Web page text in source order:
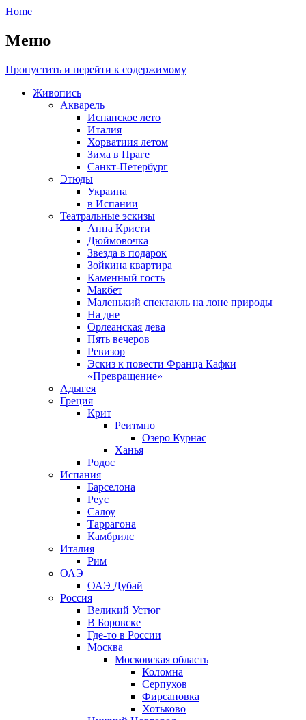
Home
Меню
Пропустить и перейти к содержимому
Живопись
Акварель
Испанское лето
Италия
Хорватиия летом
Зима в Праге
Санкт-Петербург
Этюды
Украина
в Испании
Театральные эскизы
Анна Кристи
Дюймовочка
Звезда в подарок
Зойкина квартира
Каменный гость
Макбет
Маленький спектакль на лоне природы
На дне
Орлеанская дева
Пять вечеров
Ревизор
Эскиз к повести Франца Кафки
«Превращение»
Адыгея
Греция
Крит
Реитмно
Озеро Курнас
Ханья
Родос
Испания
Барселона
Реус
Салоу
Таррагона
Камбрилс
Италия
Рим
ОАЭ
ОАЭ Дубай
Россия
Великий Устюг
В Боровске
Где-то в России
Москва
Московская область
Коломна
Серпухов
Фирсановка
Хотьково